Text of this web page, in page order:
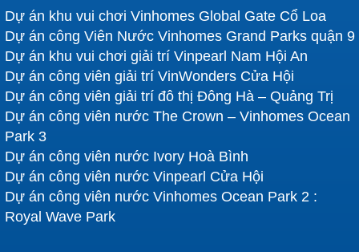
Công viên nước Vinhomes Ocean Park 3
Vinhomes Grand Park,Cửa Hội – Hà Tĩnh, Đảo
Vũ Yên, Ivory Hòa Bình . Là đối tác củaVinGroup
TNR, BIMGroup,IVORY, chúng tôi cam kết:
Chất lượng quốc tế : Sản phẩm đạt tiêu chuẩn
châu Âu, an toàn, bền bỉ.
Dịch vụ chuyên nghiệp: Tư vấn, thi công, bảo
trì tận tâm.
Giá cạnh tranh
Dự án khu vui chơi Vinhomes Global Gate Cổ Loa
Dự án công Viên Nước Vinhomes Grand Parks quận 9
Dự án khu vui chơi giải trí Vinpearl Nam Hội An
Dự án công viên giải trí VinWonders Cửa Hội
Dự án công viên giải trí đô thị Đông Hà – Quảng Trị
Dự án công viên nước The Crown – Vinhomes Ocean
Park 3
Dự án công viên nước Ivory Hoà Bình
Dự án công viên nước Vinpearl Cửa Hội
Dự án công viên nước Vinhomes Ocean Park 2 :
Royal Wave Park